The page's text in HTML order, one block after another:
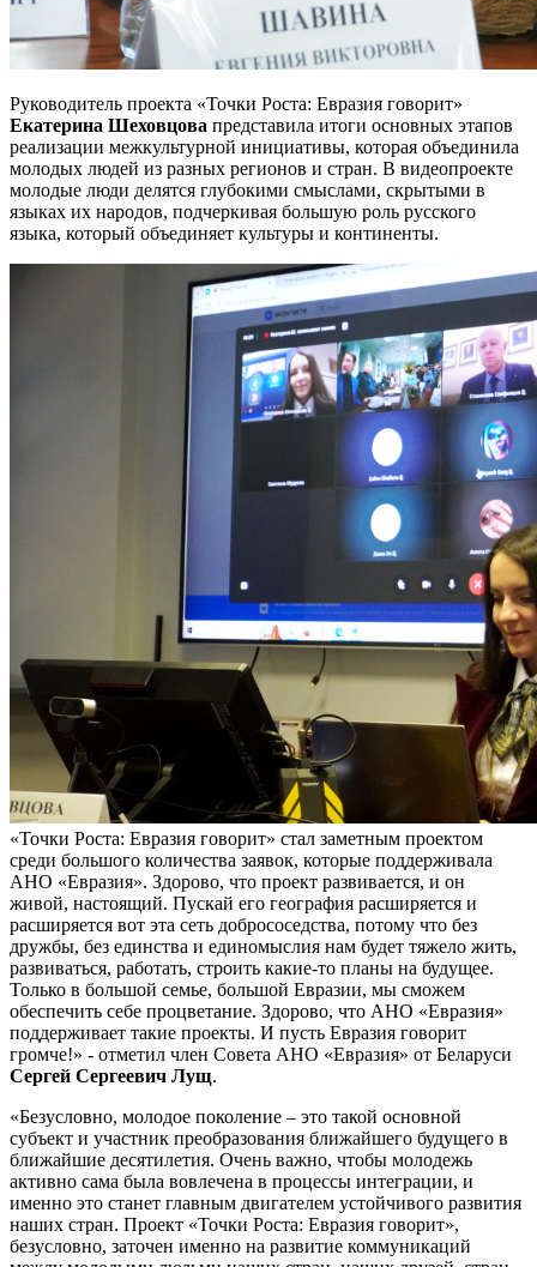
Руководитель проекта «Точки Роста: Евразия говорит»
Екатерина Шеховцова представила итоги основных этапов
реализации межкультурной инициативы, которая объединила
молодых людей из разных регионов и стран. В видеопроекте
молодые люди делятся глубокими смыслами, скрытыми в
языках их народов, подчеркивая большую роль русского
языка, который объединяет культуры и континенты.
«Точки Роста: Евразия говорит» стал заметным проектом
среди большого количества заявок, которые поддерживала
АНО «Евразия». Здорово, что проект развивается, и он
живой, настоящий. Пускай его география расширяется и
расширяется вот эта сеть добрососедства, потому что без
дружбы, без единства и единомыслия нам будет тяжело жить,
развиваться, работать, строить какие-то планы на будущее.
Только в большой семье, большой Евразии, мы сможем
обеспечить себе процветание. Здорово, что АНО «Евразия»
поддерживает такие проекты. И пусть Евразия говорит
громче!» - отметил член Совета АНО «Евразия» от Беларуси
Сергей Сергеевич Лущ.
«Безусловно, молодое поколение – это такой основной
субъект и участник преобразования ближайшего будущего в
ближайшие десятилетия. Очень важно, чтобы молодежь
активно сама была вовлечена в процессы интеграции, и
именно это станет главным двигателем устойчивого развития
наших стран. Проект «Точки Роста: Евразия говорит»,
безусловно, заточен именно на развитие коммуникаций